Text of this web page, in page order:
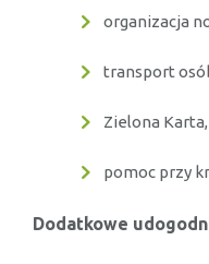
organizacja
transport
Zielona Karta,
pomoc przy
Dodatkowe